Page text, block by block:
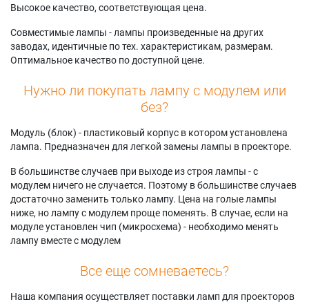
Высокое качество, соответствующая цена.
Совместимые лампы - лампы произведенные на других
заводах, идентичные по тех. характеристикам, размерам.
Оптимальное качество по доступной цене.
Нужно ли покупать лампу с модулем или
без?
Модуль (блок) - пластиковый корпус в котором установлена
лампа. Предназначен для легкой замены лампы в проекторе.
В большинстве случаев при выходе из строя лампы - с
модулем ничего не случается. Поэтому в большинстве случаев
достаточно заменить только лампу. Цена на голые лампы
ниже, но лампу с модулем проще поменять. В случае, если на
модуле установлен чип (микросхема) - необходимо менять
лампу вместе с модулем
Все еще сомневаетесь?
Наша компания осуществляет поставки ламп для проекторов